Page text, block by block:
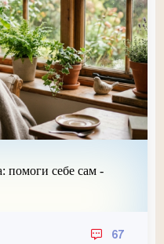
помоги себе сам -
67